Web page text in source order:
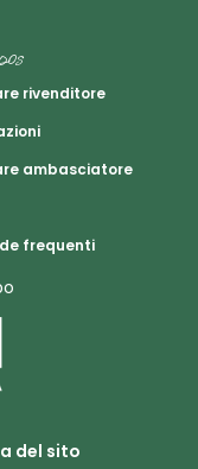
rivenditore
ambasciatore
frequenti
del sito